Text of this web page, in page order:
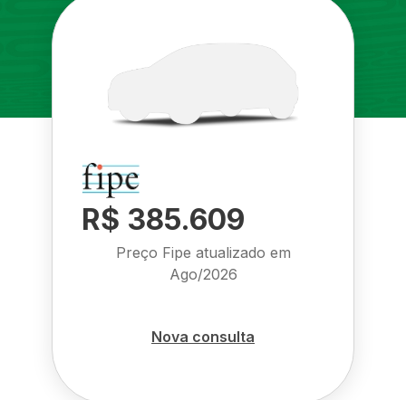
R$ 385.609
Preço Fipe atualizado em
Ago/2026
Nova consulta